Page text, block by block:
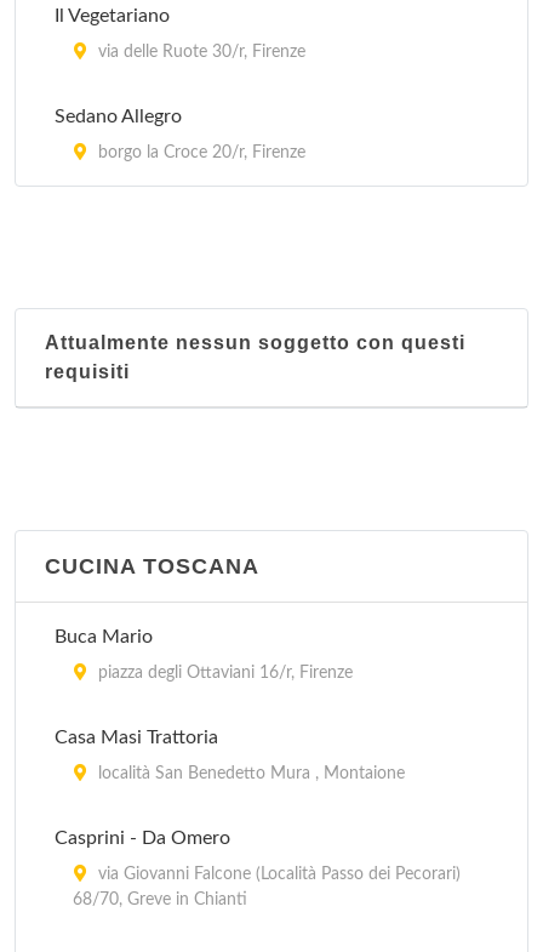
Il Vegetariano
via delle Ruote 30/r, Firenze
Sedano Allegro
borgo la Croce 20/r, Firenze
Attualmente nessun soggetto con questi
requisiti
CUCINA TOSCANA
Buca Mario
piazza degli Ottaviani 16/r, Firenze
Casa Masi Trattoria
località San Benedetto Mura , Montaione
Casprini - Da Omero
via Giovanni Falcone (Località Passo dei Pecorari)
68/70, Greve in Chianti